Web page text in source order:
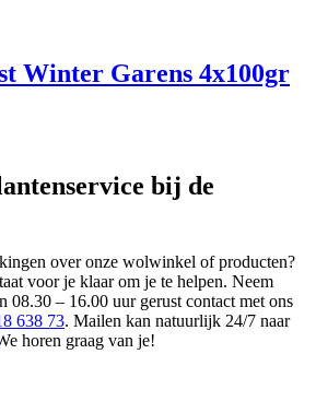
Winter Garens 4x100gr
bij de
over onze wolwinkel of producten?
voor je klaar om je te helpen. Neem
08.30 – 16.00 uur gerust contact met ons
638 73. Mailen kan natuurlijk 24/7 naar
horen graag van je!